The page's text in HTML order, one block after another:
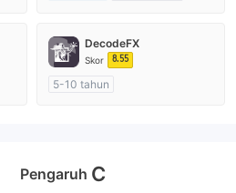
Market Maker (MM)
Lisensi Penuh MT4
DecodeFX
Skor 8.55
5-10 tahun
Pengaruh C